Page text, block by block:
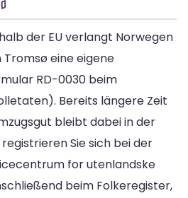
der EU verlangt Norwegen
eine eigene
RD-0030 beim
Bereits längere Zeit
bleibt dabei in der
Sie sich bei der
for utenlandske
beim Folkeregister,